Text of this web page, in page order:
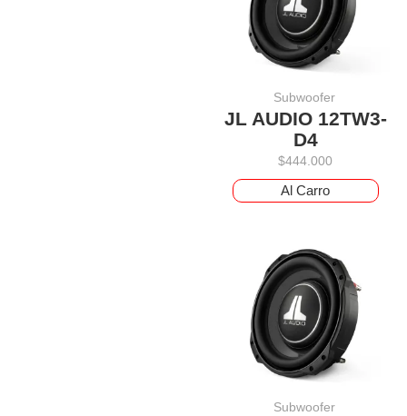
Subwoofer
JL AUDIO 12TW3-
D4
$444.000
Al Carro
Subwoofer